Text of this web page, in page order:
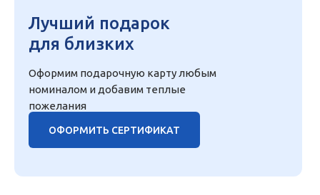
Лучший подарок
для близких
Оформим подарочную карту любым
номиналом и добавим теплые
пожелания
ОФОРМИТЬ СЕРТИФИКАТ